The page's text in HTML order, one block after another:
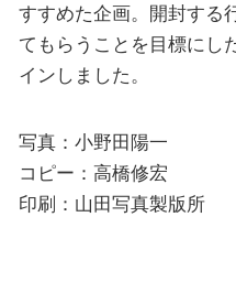
すすめた企画。開封する
てもらうことを目標にし
インしました。
写真：小野田陽一
コピー：高橋修宏
印刷：山田写真製版所